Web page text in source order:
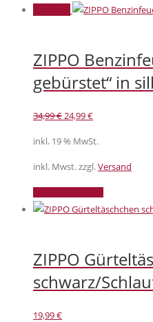
ZIPPO
gebürstet“ in
34,99€ Ursprünglicher
war:
34,99 €
24,99€Aktueller
ist:
24,99 €.
inkl. 19 % MwSt.
inkl. Mwst. zzgl.Versand
ZIPPO
schwarz/
19,99€